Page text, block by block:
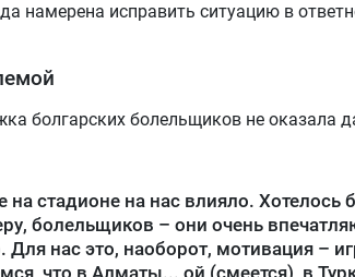
намерена исправить ситуацию в
болгарских болельщиков не оказала
стадионе на нас влияло. Хотелось
болельщиков – они очень
нас это, наоборот, мотивация –
что в Алматы... ой (смеется), в